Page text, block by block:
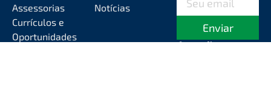
Assessorias
Currículos e
Oportunidades
Notícias
Enviar
Atendimento